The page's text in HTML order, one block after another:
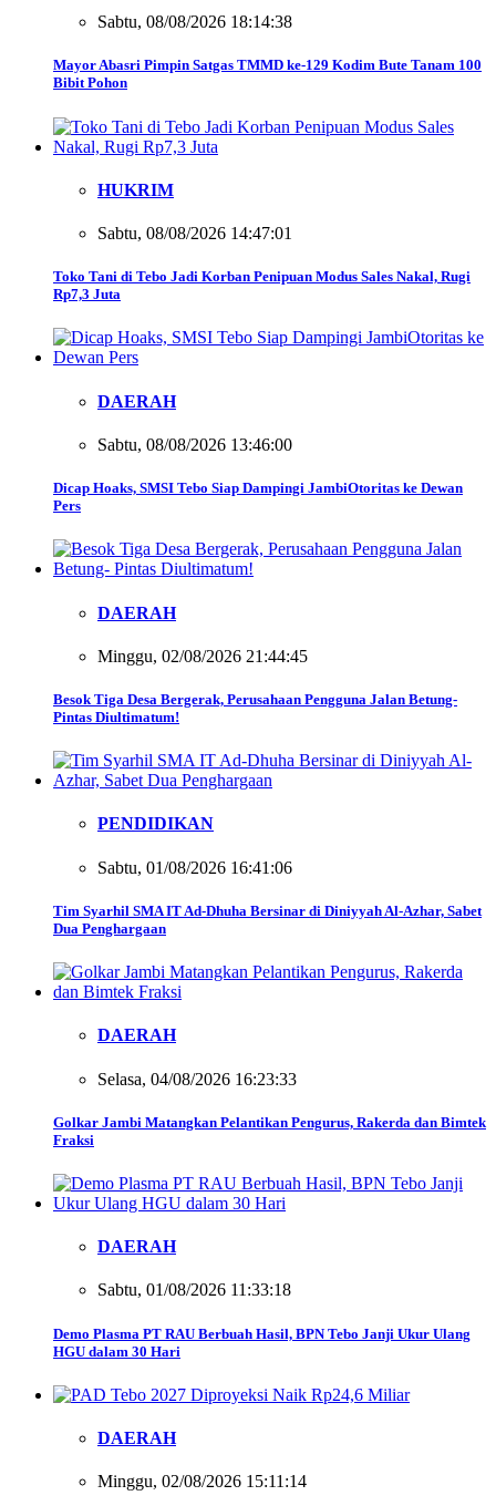
Sabtu, 08/08/2026 18:14:38
Mayor Abasri Pimpin Satgas TMMD ke-129 Kodim Bute Tanam 100
Bibit Pohon
HUKRIM
Sabtu, 08/08/2026 14:47:01
Toko Tani di Tebo Jadi Korban Penipuan Modus Sales Nakal, Rugi
Rp7,3 Juta
DAERAH
Sabtu, 08/08/2026 13:46:00
Dicap Hoaks, SMSI Tebo Siap Dampingi JambiOtoritas ke Dewan
Pers
DAERAH
Minggu, 02/08/2026 21:44:45
Besok Tiga Desa Bergerak, Perusahaan Pengguna Jalan Betung-
Pintas Diultimatum!
PENDIDIKAN
Sabtu, 01/08/2026 16:41:06
Tim Syarhil SMA IT Ad-Dhuha Bersinar di Diniyyah Al-Azhar, Sabet
Dua Penghargaan
DAERAH
Selasa, 04/08/2026 16:23:33
Golkar Jambi Matangkan Pelantikan Pengurus, Rakerda dan Bimtek
Fraksi
DAERAH
Sabtu, 01/08/2026 11:33:18
Demo Plasma PT RAU Berbuah Hasil, BPN Tebo Janji Ukur Ulang
HGU dalam 30 Hari
DAERAH
Minggu, 02/08/2026 15:11:14